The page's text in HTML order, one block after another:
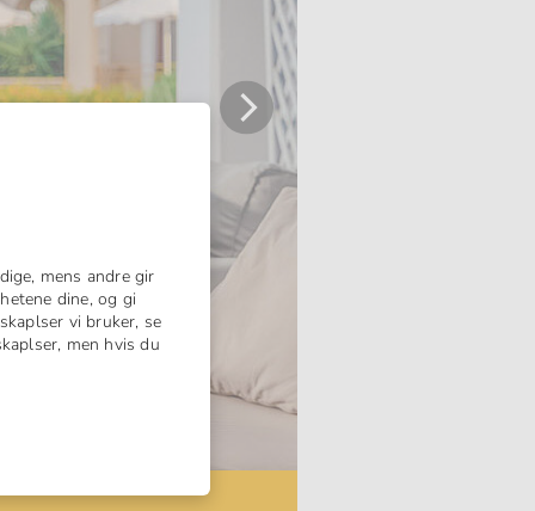
Neste
mens andre gir
dine, og gi
vi bruker, se
men hvis du